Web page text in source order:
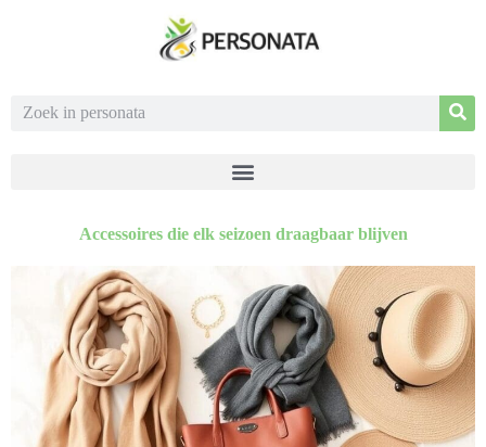
Accessoires die elk seizoen draagbaar blijven